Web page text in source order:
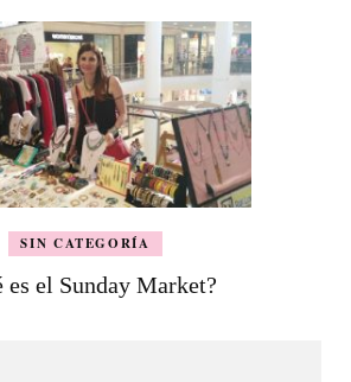
SIN CATEGORÍA
es el Sunday Market?